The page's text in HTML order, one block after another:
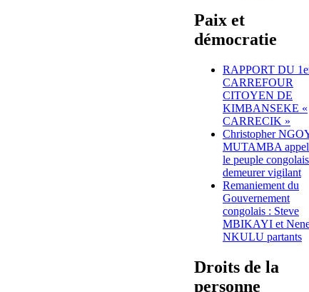
Paix et
démocratie
RAPPORT DU
CARREFOUR
CITOYEN DE
KIMBANSEKE «
CARRECIK »
Christopher
MUTAMBA
le peuple
demeurer vigilant
Remaniement du
Gouvernement
congolais : Steve
MBIKAYI et
NKULU partants
Droits de la
personne